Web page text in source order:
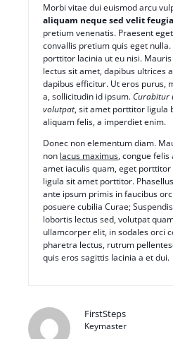
Morbi vitae dui euismod arcu
aliquam neque sed velit
pretium venenatis. Praesent
convallis pretium quis eget
porttitor lacinia ut eu nisi.
lectus sit amet, dapibus ultrices
dapibus efficitur. Ut eros purus,
a, sollicitudin id ipsum. Curabitur
volutpat, sit amet porttitor ligula
aliquam felis, a imperdiet enim.
Donec non elementum diam.
non lacus maximus, congue
amet iaculis quam, eget
ligula sit amet porttitor.
ante ipsum primis in faucibus
posuere cubilia Curae;
lobortis lectus sed, volutpat
ullamcorper elit, in sodales orci
pharetra lectus, rutrum
quis eros sagittis lacinia a et dui.
FirstSteps
Keymaster